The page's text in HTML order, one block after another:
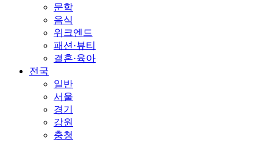
문학
음식
위크엔드
패션·뷰티
결혼·육아
전국
일반
서울
경기
강원
충청